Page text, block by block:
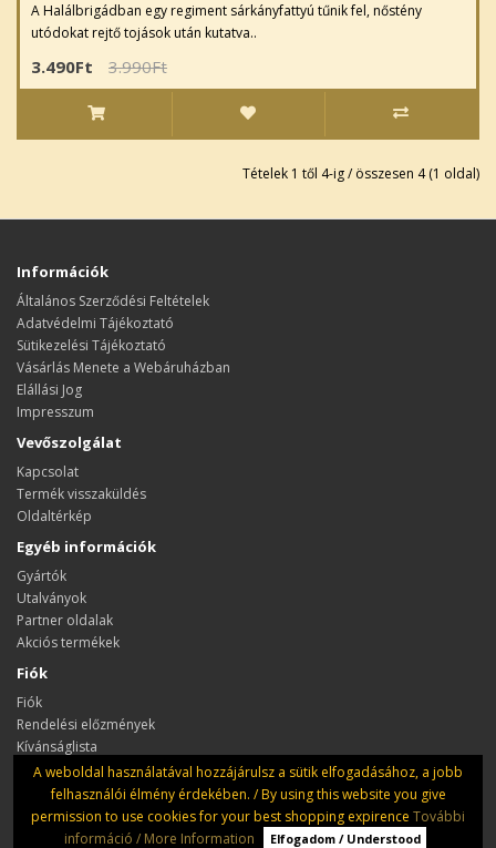
A Halálbrigádban egy regiment sárkányfattyú tűnik fel, nőstény
utódokat rejtő tojások után kutatva..
3.490Ft 3.990Ft
Tételek 1 től 4-ig / összesen 4 (1 oldal)
A weboldal használatával hozzájárulsz a sütik elfogadásához, a jobb
felhasználói élmény érdekében. / By using this website you give
permission to use cookies for your best shopping expirence További
információ / More Information
Elfogadom / Understood
Információk
Általános Szerződési Feltételek
Adatvédelmi Tájékoztató
Sütikezelési Tájékoztató
Vásárlás Menete a Webáruházban
Elállási Jog
Impresszum
Vevőszolgálat
Kapcsolat
Termék visszaküldés
Oldaltérkép
Egyéb információk
Gyártók
Utalványok
Partner oldalak
Akciós termékek
Fiók
Fiók
Rendelési előzmények
Kívánságlista
Hírlevél